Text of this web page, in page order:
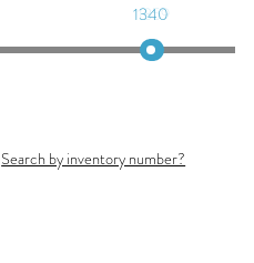
1340
1359
Search by inventory number?